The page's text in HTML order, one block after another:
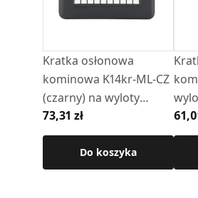
Kratka osłonowa
kominowa K14kr-ML-CZ
(czarny) na wyloty
boczne z ramką
73,31 zł
Do koszyka